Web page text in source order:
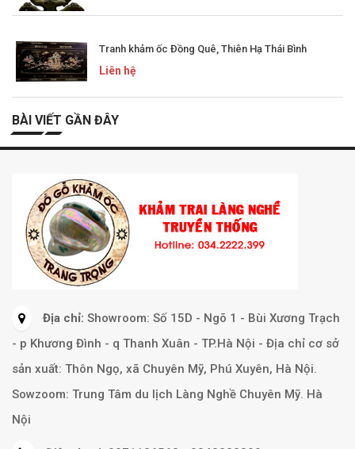
Tranh khảm ốc Đồng Quê, Thiên Hạ Thái Bình
Liên hệ
BÀI VIẾT GẦN ĐÂY
Địa chỉ: Showroom: Số 15D - Ngõ 1 - Bùi Xương Trạch
- p Khương Đình - q Thanh Xuân - TP.Hà Nội - Địa chỉ cơ sở
sản xuất: Thôn Ngọ, xã Chuyên Mỹ, Phú Xuyên, Hà Nội.
Sowzoom: Trung Tâm du lịch Làng Nghề Chuyên Mỹ. Hà
Nội